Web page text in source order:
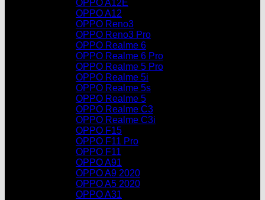
OPPO A12E
OPPO A12
OPPO Reno3
OPPO Reno3 Pro
OPPO Realme 6
OPPO Realme 6 Pro
OPPO Realme 5 Pro
OPPO Realme 5i
OPPO Realme 5s
OPPO Realme 5
OPPO Realme C3
OPPO Realme C3i
OPPO F15
OPPO F11 Pro
OPPO F11
OPPO A91
OPPO A9 2020
OPPO A5 2020
OPPO A31